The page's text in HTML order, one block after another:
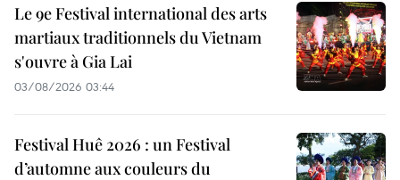
Le 9e Festival international des arts
martiaux traditionnels du Vietnam
s'ouvre à Gia Lai
03/08/2026 03:44
Festival Huê 2026 : un Festival
d’automne aux couleurs du